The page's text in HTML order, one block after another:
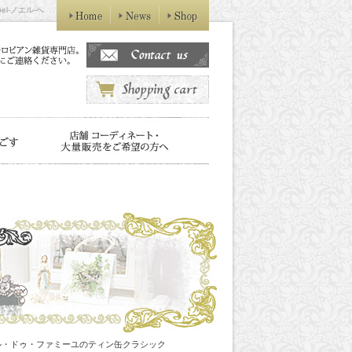
ノエル-へ
ドゥ・ファミーユのティン缶クラシック